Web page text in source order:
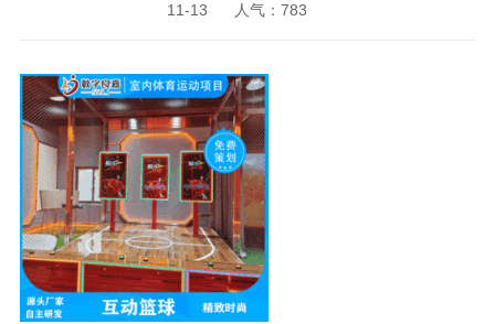
11-13
人气： 783